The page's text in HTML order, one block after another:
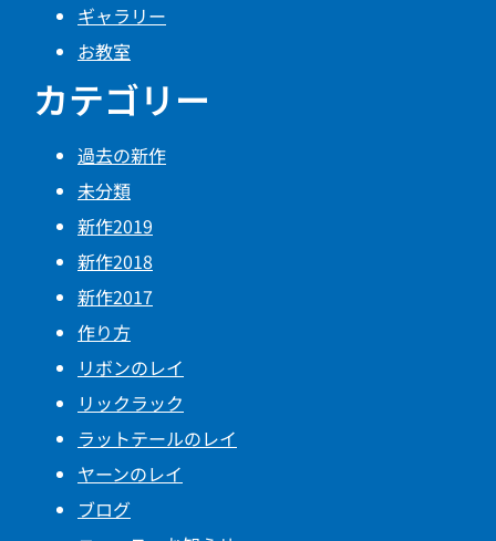
ギャラリー
お教室
カテゴリー
過去の新作
未分類
新作2019
新作2018
新作2017
作り方
リボンのレイ
リックラック
ラットテールのレイ
ヤーンのレイ
ブログ